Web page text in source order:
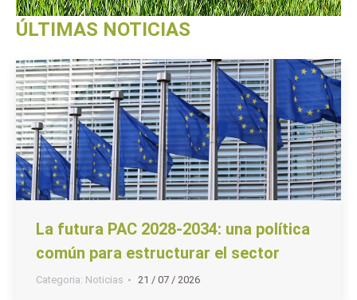
ÚLTIMAS NOTICIAS
La futura PAC 2028-2034: una política
común para estructurar el sector
Categoria: Noticias 21 / 07 / 2026